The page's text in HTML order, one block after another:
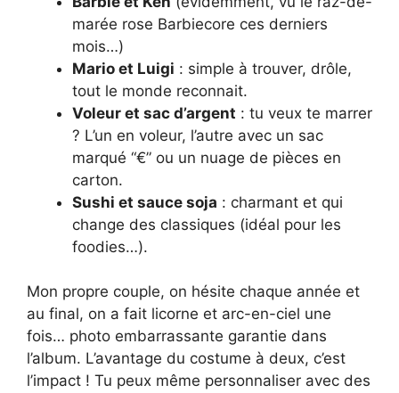
marée rose Barbiecore ces derniers
mois…)
Mario et Luigi : simple à trouver, drôle,
tout le monde reconnait.
Voleur et sac d’argent : tu veux te marrer
? L’un en voleur, l’autre avec un sac
marqué “€” ou un nuage de pièces en
carton.
Sushi et sauce soja : charmant et qui
change des classiques (idéal pour les
foodies…).
Mon propre couple, on hésite chaque année et
au final, on a fait licorne et arc-en-ciel une
fois… photo embarrassante garantie dans
l’album. L’avantage du costume à deux, c’est
l’impact ! Tu peux même personnaliser avec des